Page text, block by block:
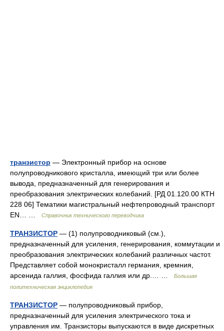
транзистор — Электронный прибор на основе
полупроводникового кристалла, имеющий три или более
вывода, предназначенный для генерирования и
преобразования электрических колебаний. [РД 01.120.00 КТН
228 06] Тематики магистральный нефтепроводный транспорт
EN… …
Справочник технического переводчика
ТРАНЗИСТОР — (1) полупроводниковый (см.),
предназначенный для усиления, генерирования, коммутации и
преобразования электрических колебаний различных частот.
Представляет собой монокристалл германия, кремния,
арсенида галлия, фосфида галлия или др.… …
Большая
политехническая энциклопедия
ТРАНЗИСТОР — полупроводниковый прибор,
предназначенный для усиления электрического тока и
управления им. Транзисторы выпускаются в виде дискретных